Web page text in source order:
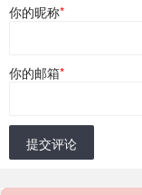
你的昵称*
你的邮箱*
提交评论